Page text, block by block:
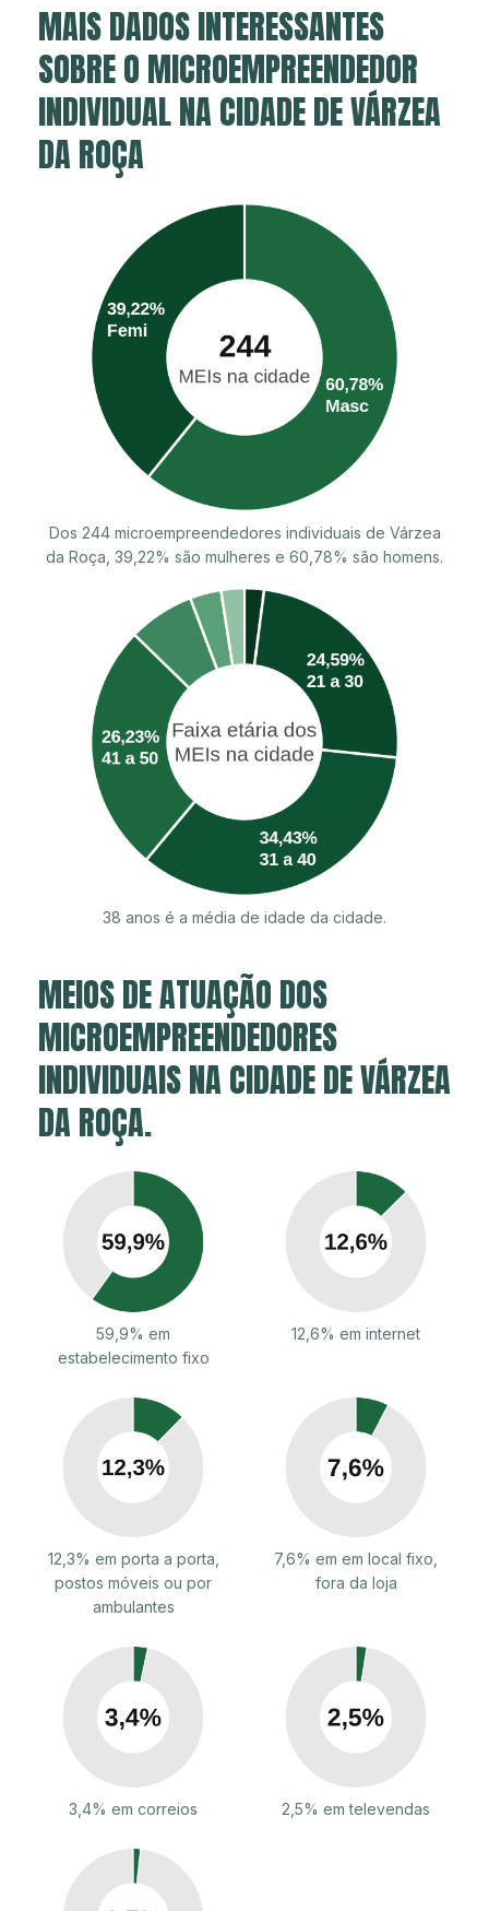
MAIS DADOS INTERESSANTES
SOBRE O MICROEMPREENDEDOR
INDIVIDUAL NA CIDADE DE VÁRZEA
DA ROÇA
Dos 244 microempreendedores individuais de Várzea
da Roça, 39,22% são mulheres e 60,78% são homens.
38 anos é a média de idade da cidade.
MEIOS DE ATUAÇÃO DOS
MICROEMPREENDEDORES
INDIVIDUAIS NA CIDADE DE VÁRZEA
DA ROÇA.
59,9% em
estabelecimento fixo
12,6% em internet
12,3% em porta a porta,
postos móveis ou por
ambulantes
7,6% em em local fixo,
fora da loja
3,4% em correios 2,5% em televendas